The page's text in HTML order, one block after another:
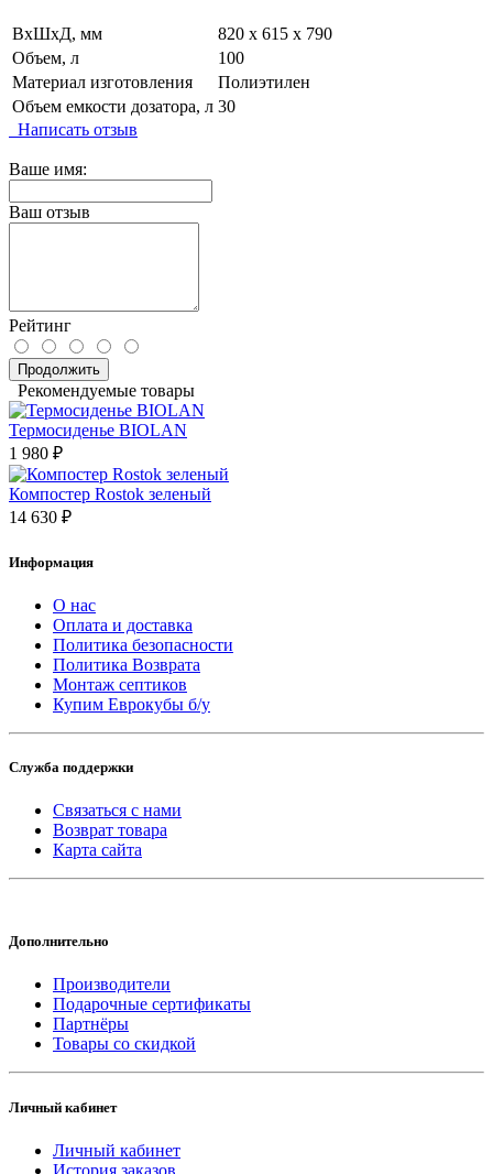
ВxШxД, мм
820 х 615 х 790
Объем, л
100
Материал изготовления
Полиэтилен
Объем емкости дозатора, л 30
Написать отзыв
Ваше имя:
Ваш отзыв
Рейтинг
Продолжить
Рекомендуемые товары
Термосиденье BIOLAN
1 980 ₽
Компостер Rostok зеленый
14 630 ₽
Информация
О нас
Оплата и доставка
Политика безопасности
Политика Возврата
Монтаж септиков
Купим Еврокубы б/у
Служба поддержки
Связаться с нами
Возврат товара
Карта сайта
Дополнительно
Производители
Подарочные сертификаты
Партнёры
Товары со скидкой
Личный кабинет
Личный кабинет
История заказов